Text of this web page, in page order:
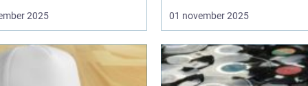
2025 01 november 2025